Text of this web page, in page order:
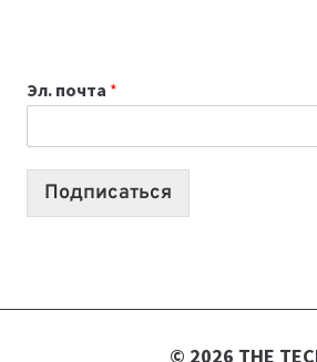
СОЗДАВАТЬ
ПРОДУКТЫ
Эл. почта *
Подписаться
© 2026 THE